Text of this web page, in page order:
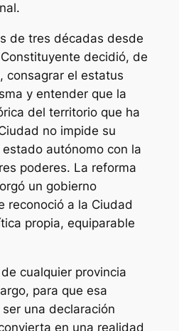
de tres décadas desde
decidió, de
consagrar el estatus
y entender que la
del territorio que ha
no impide su
autónomo con la
poderes. La reforma
un gobierno
reconoció a la Ciudad
propia, equiparable
cualquier provincia
para que esa
una declaración
en una realidad